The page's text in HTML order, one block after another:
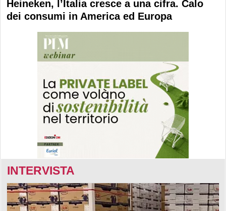
Heineken, l’Italia cresce a una cifra. Calo
dei consumi in America ed Europa
INTERVISTA